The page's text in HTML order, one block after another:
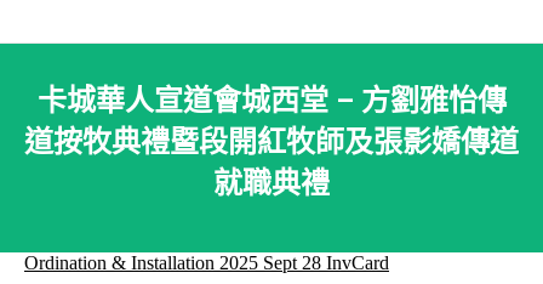
卡城華人宣道會城西堂 – 方劉雅怡傳
道按牧典禮暨段開紅牧師及張影嬌傳道
就職典禮
Ordination & Installation 2025 Sept 28 InvCard